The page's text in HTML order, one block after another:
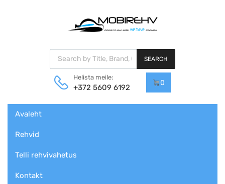
Products search
SEARCH
Helista meile:
+372 5609 6192
0
content
Avaleht
Rehvid
Telli rehvivahetus
Kontakt